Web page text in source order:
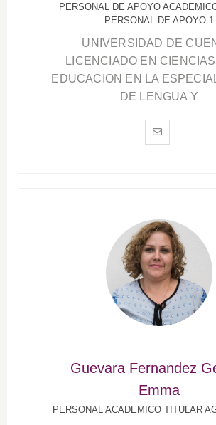
PERSONAL DE APOYO
PERSONAL DE APOYO 1
UNIVERSIDAD DE
LICENCIADO EN
EDUCACION EN LA
DE LENGUA Y
Guevara Fernandez
Emma
PERSONAL ACADEMICO TITULAR